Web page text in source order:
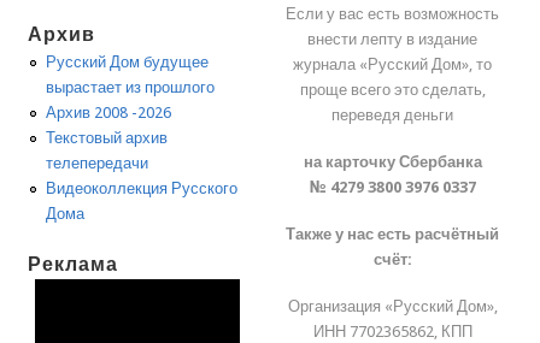
Архив
Русский Дом будущее
вырастает из прошлого
Архив 2008 -2026
Текстовый архив
телепередачи
Видеоколлекция Русского
Дома
Реклама
Если у вас есть возможность
внести лепту в издание
журнала «Русский Дом», то
проще всего это сделать,
переведя деньги
на карточку Сбербанка
№ 4279 3800 3976 0337
Также у нас есть расчётный
счёт:
Организация «Русский Дом»,
ИНН 7702365862, КПП